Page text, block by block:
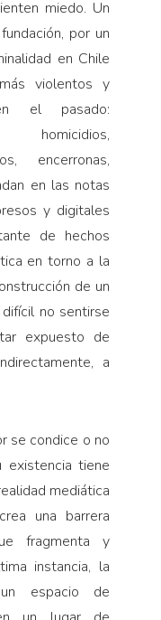
miedo. Un
por un
en Chile
violentos y
el pasado:
homicidios,
encerronas,
en las notas
y digitales
de hechos
en torno a la
de un
no sentirse
expuesto de
a
se condice o no
existencia tiene
mediática
una barrera
fragmenta y
instancia, la
espacio de